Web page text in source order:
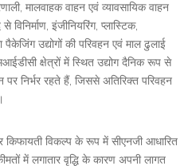
मालवाहक वाहन एवं व्यावसायिक वाहन
इंजीनियरिंग, प्लास्टिक,
उद्योगों की परिवहन एवं माल ढुलाई
क्षेत्रों में स्थित उद्योग दैनिक रूप से
निर्भर रहते हैं, जिससे अतिरिक्त परिवहन
किफायती विकल्प के रूप में सीएनजी आधारित
में लगातार वृद्धि के कारण अपनी लागत